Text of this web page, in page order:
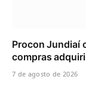
Procon Jundiaí
compras
7 de agosto de 2026